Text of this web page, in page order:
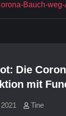
Bauch-
Die
mit
Tine